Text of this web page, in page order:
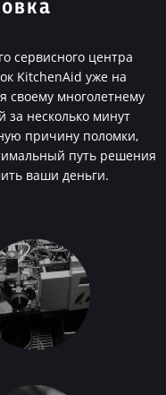
сервисного центра
KitchenAid уже на
своему многолетнему
за несколько минут
причину поломки,
путь решения
ваши деньги.